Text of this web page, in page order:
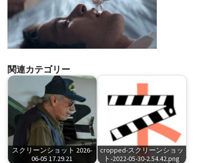
関連カテゴリー
スクリーンショット 2026-
06-05 17.29.21
cropped-スクリーンショッ
ト-2022-05-30-2.54.42.png